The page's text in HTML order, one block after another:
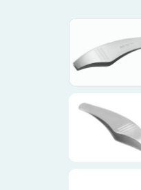
Новинки
Распродажа
Коллекции